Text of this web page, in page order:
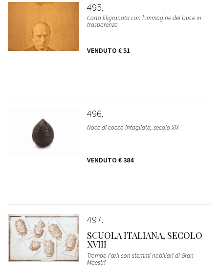
495
Carta filigranata con l'immagine del Duce in
trasparenza
VENDUTO € 51
496
Noce di cocco intagliata, secolo XIX
VENDUTO € 384
497
SCUOLA ITALIANA, SECOLO
XVIII
Trompe-l'œil con stemmi nobiliari di Gran
Maestri